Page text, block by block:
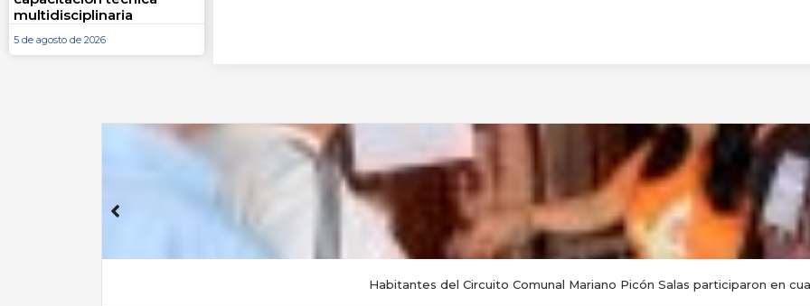
multidisciplinaria
5 de agosto de 2026
Habitantes del Circuito Comunal Mariano Picón Salas participaron en